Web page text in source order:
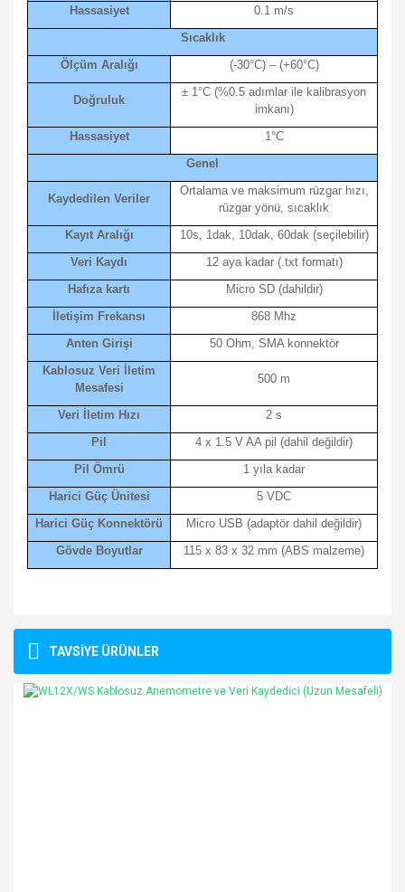
Hassasiyet
0.1 m/s
Sıcaklık
Ölçüm Aralığı
(-30°C) – (+60°C)
Doğruluk
± 1°C (%0.5 adımlar ile kalibrasyon
imkanı)
Hassasiyet
1°C
Genel
Kaydedilen Veriler
Ortalama ve maksimum rüzgar hızı,
rüzgar yönü, sıcaklık
Kayıt Aralığı
10s, 1dak, 10dak, 60dak (seçilebilir)
Veri Kaydı
12 aya kadar (.txt formatı)
Hafıza kartı
Micro SD (dahildir)
İletişim Frekansı
868 Mhz
Anten Girişi
50 Ohm, SMA konnektör
Kablosuz Veri İletim
Mesafesi
500 m
Veri İletim Hızı
2 s
Pil
4 x 1.5 V AA pil (dahil değildir)
Pil Ömrü
1 yıla kadar
Harici Güç Ünitesi
5 VDC
Harici Güç Konnektörü
Micro USB (adaptör dahil değildir)
Gövde Boyutlar
115 x 83 x 32 mm (ABS malzeme)
Bu ürüne ilk yorumu siz yapın!
kullanarak tarafımıza iletebilirsiniz.
Görüş ve önerileriniz için teşekkür ederiz.
TAVSİYE ÜRÜNLER